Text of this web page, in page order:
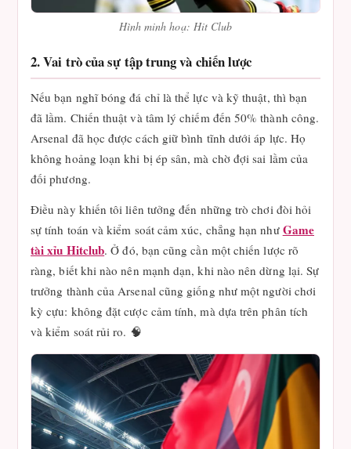
Hình minh hoạ: Hit Club
2. Vai trò của sự tập trung và chiến lược
Nếu bạn nghĩ bóng đá chỉ là thể lực và kỹ thuật, thì bạn
đã lầm. Chiến thuật và tâm lý chiếm đến 50% thành công.
Arsenal đã học được cách giữ bình tĩnh dưới áp lực. Họ
không hoảng loạn khi bị ép sân, mà chờ đợi sai lầm của
đối phương.
Điều này khiến tôi liên tưởng đến những trò chơi đòi hỏi
sự tính toán và kiểm soát cảm xúc, chẳng hạn như Game
tài xỉu Hitclub. Ở đó, bạn cũng cần một chiến lược rõ
ràng, biết khi nào nên mạnh dạn, khi nào nên dừng lại. Sự
trưởng thành của Arsenal cũng giống như một người chơi
kỳ cựu: không đặt cược cảm tính, mà dựa trên phân tích
và kiểm soát rủi ro. 🧠